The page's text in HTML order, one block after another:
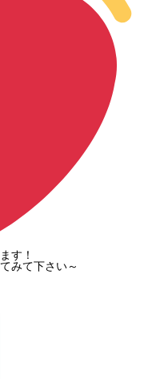
す！
みて下さい～